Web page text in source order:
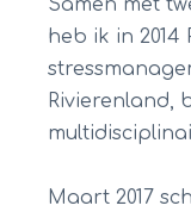
Samen met
heb ik in 2014
Rivierenland,
Maart 2017